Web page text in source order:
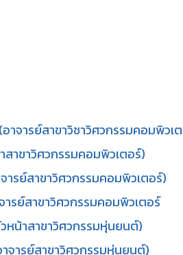
จารย์สาขาวิชาวิศวกรรมคอมพิวเ
าขาวิศวกรรมคอมพิวเตอร์)
รย์สาขาวิศวกรรมคอมพิวเตอร์)
รย์สาขาวิศวกรรมคอมพิวเตอร์
หน้าสาขาวิศวกรรมหุ่นยนต์)
จารย์สาขาวิศวกรรมหุ่นยนต์)